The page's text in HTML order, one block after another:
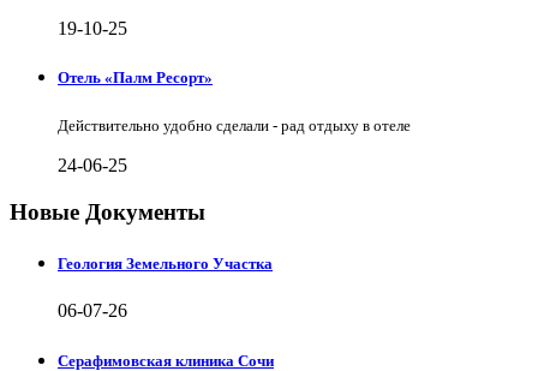
19-10-25
Отель «Палм Ресорт»
Действительно удобно сделали - рад отдыху в отеле
24-06-25
Новые Документы
Геология Земельного Участка
06-07-26
Серафимовская клиника Сочи